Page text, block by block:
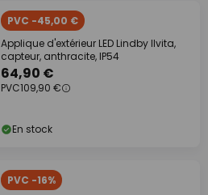
PVC -45,00 €
Applique d'extérieur LED Lindby Ilvita,
capteur, anthracite, IP54
64,90 €
PVC109,90 €
En stock
PVC -16%